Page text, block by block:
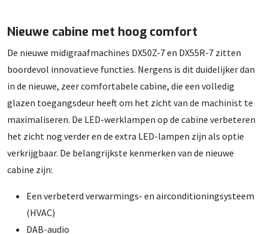
Nieuwe cabine met hoog comfort
De nieuwe midigraafmachines DX50Z-7 en DX55R-7 zitten
boordevol innovatieve functies. Nergens is dit duidelijker dan
in de nieuwe, zeer comfortabele cabine, die een volledig
glazen toegangsdeur heeft om het zicht van de machinist te
maximaliseren. De LED-werklampen op de cabine verbeteren
het zicht nog verder en de extra LED-lampen zijn als optie
verkrijgbaar. De belangrijkste kenmerken van de nieuwe
cabine zijn:
Een verbeterd verwarmings- en airconditioningsysteem
(HVAC)
DAB-audio